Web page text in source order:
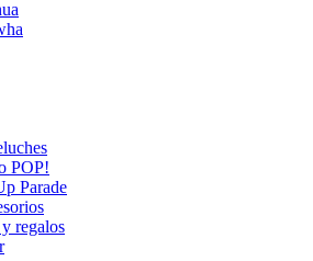
POP!
Parade
regalos